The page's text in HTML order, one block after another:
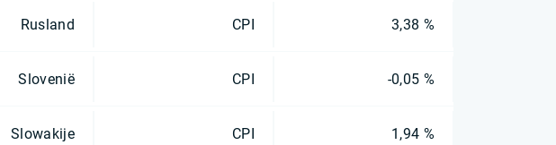
Rusland CPI 3,38 %
Slovenië CPI -0,05 %
Slowakije CPI 1,94 %